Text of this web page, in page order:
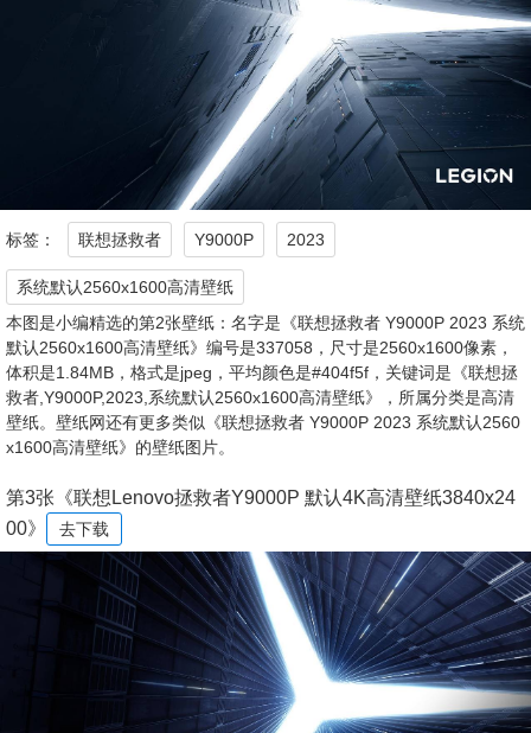
标签： 联想拯救者 Y9000P 2023
系统默认2560x1600高清壁纸
本图是小编精选的第2张壁纸：名字是《联想拯救者 Y9000P 2023 系统
默认2560x1600高清壁纸》编号是337058，尺寸是2560x1600像素，
体积是1.84MB，格式是jpeg，平均颜色是#404f5f，关键词是《联想拯
救者,Y9000P,2023,系统默认2560x1600高清壁纸》，所属分类是高清
壁纸。壁纸网还有更多类似《联想拯救者 Y9000P 2023 系统默认2560
x1600高清壁纸》的壁纸图片。
第3张《联想Lenovo拯救者Y9000P 默认4K高清壁纸3840x24
00》
去下载